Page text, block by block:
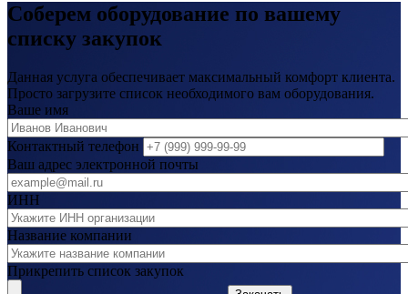
Соберем оборудование по вашему
списку закупок
Данная услуга обеспечивает максимальный комфорт клиента.
Просто загрузите список необходимого вам оборудования.
Ваше имя
Контактный телефон
Ваш адрес электронной почты
ИНН
Название компании
Прикрепить список закупок